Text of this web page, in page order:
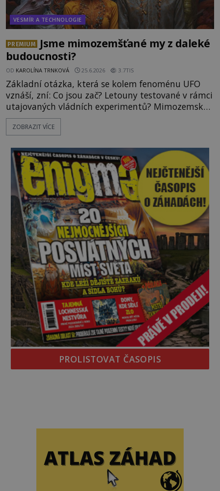
VESMÍR A TECHNOLOGIE
PREMIUM
Jsme mimozemšťané my z daleké
budoucnosti?
OD KAROLÍNA TRNKOVÁ 25.6.2026 3.7TIS
Základní otázka, která se kolem fenoménu UFO
vznáší, zní: Co jsou zač? Letouny testované v rámci
utajovaných vládních experimentů? Mimozemské
vesmírné lodě plnící na Zemi nám neznámý úkol?
Skokani mezi dimenzemi, putující po mostech
možnostech již desítky let vzrušeně diskutují
vědci, ufologo
ZOBRAZIT VÍCE
PROLISTOVAT ČASOPIS